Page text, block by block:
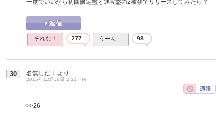
一度でいいから初回限定盤と通常盤の2種類でリリースしてみたら？
それな！ 277 うーん… 98
30 名無しだＪ より
2015年12月29日 2:21 PM
>>26